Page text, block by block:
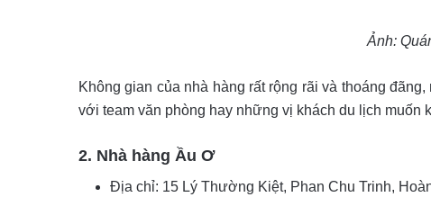
Ảnh:
Không gian của nhà hàng rất rộng rãi và thoáng
với team văn phòng hay những vị khách du lịch muốn
2. Nhà hàng Ầu Ơ
Địa chỉ: 15 Lý Thường Kiệt, Phan Chu Trinh,